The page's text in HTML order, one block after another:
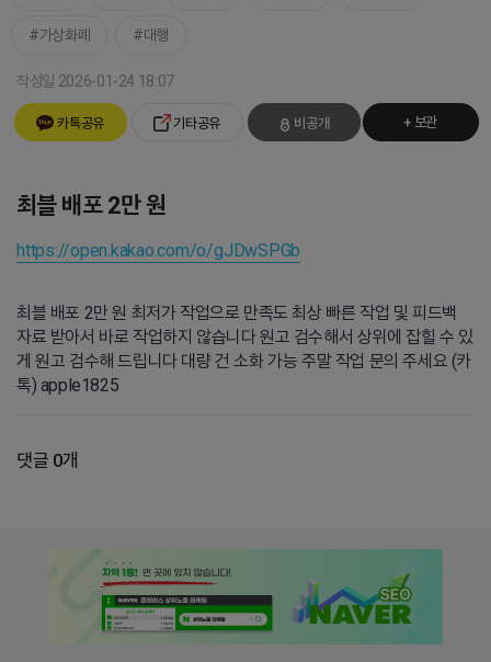
가상화폐 대행
작성일 2026-01-24 18:07
카톡공유 기타공유 비공개 + 보관
최블 배포 2만 원
https://open.kakao.com/o/gJDwSPGb
최블 배포 2만 원 최저가 작업으로 만족도 최상 빠른 작업 및 피드백
자료 받아서 바로 작업하지 않습니다 원고 검수해서 상위에 잡힐 수 있
게 원고 검수해 드립니다 대량 건 소화 가능 주말 작업 문의 주세요 (카
톡) apple1825
댓글 0개